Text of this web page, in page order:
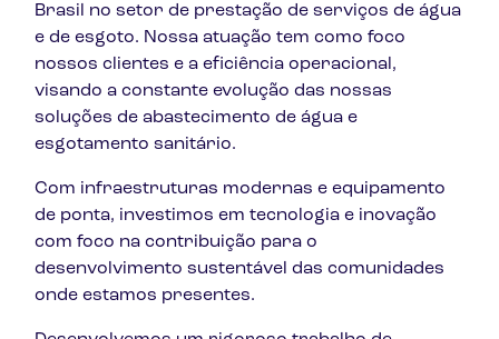
Brasil no setor de prestação de serviços de água
e de esgoto. Nossa atuação tem como foco
nossos clientes e a eficiência operacional,
visando a constante evolução das nossas
soluções de abastecimento de água e
esgotamento sanitário.
Com infraestruturas modernas e equipamento
de ponta, investimos em tecnologia e inovação
com foco na contribuição para o
desenvolvimento sustentável das comunidades
onde estamos presentes.